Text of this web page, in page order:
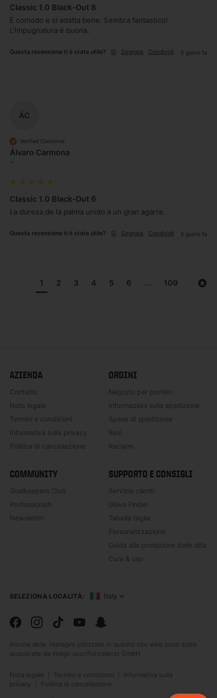
Classic 1.0 Black-Out 8
È comodo e si adatta bene. Sembra fantastico!
L'impugnatura è buona.
Questa recensione ti è stata utile? Sì Segnala Condividi 5 giorni fa
ÁC
Verified Customer
Álvaro Carmona
""
Classic 1.0 Black-Out 6
La dureza de la palma unido a un gran agarre.
Questa recensione ti è stata utile? Sì Segnala Condividi 5 giorni fa
1 2 3 4 5 6 ... 109
AZIENDA
Contatto
Nota legale
Termini e condizioni
Informativa sulla privacy
Politica di cancellazione
ORDINI
Negozio per portieri
Informazioni sulla spedizione
Spese di spedizione
Resi
Reclami
COMMUNITY
Goalkeepers Club
Professionisti
Newsletter
SUPPORTO E CONSIGLI
Servizio clienti
Glove Finder
Tabella taglie
Personalizzazione
Guida alla protezione delle dita
Cura & uso
SELEZIONA LOCALITÀ: Italy
Alcune delle immagini utilizzate in questo sito web sono state
acquistate da imago sportfotodienst GmbH
Nota legale Termini e condizioni
Informativa sulla
privacy
Politica di cancellazione